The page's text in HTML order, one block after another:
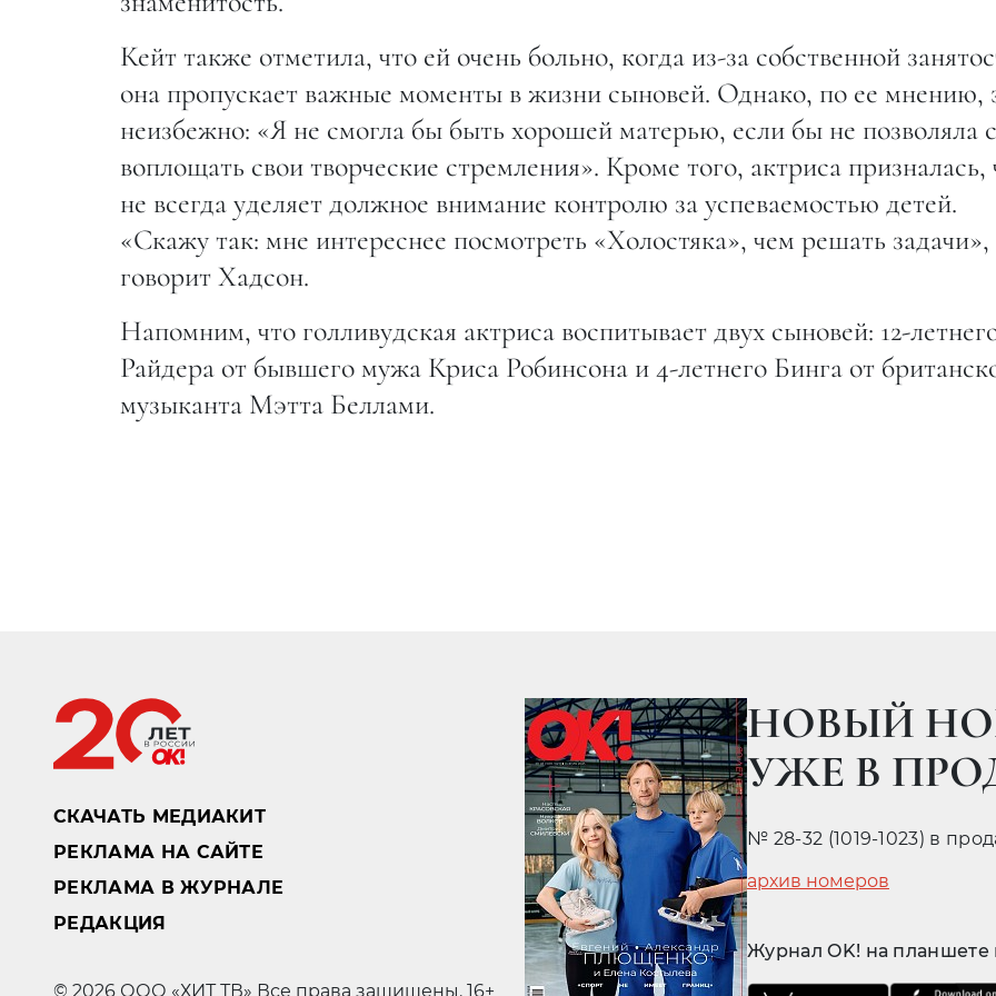
Кейт также отметила, что ей очень больно, когда из-за собственной
она пропускает важные моменты в жизни сыновей. Однако, по ее мнению,
неизбежно: «Я не смогла бы быть хорошей матерью, если бы не позволяла
воплощать свои творческие стремления». Кроме того, актриса призналась,
не всегда уделяет должное внимание контролю за успеваемостью детей.
«Скажу так: мне интереснее посмотреть «Холостяка», чем решать
говорит Хадсон.
Напомним, что голливудская актриса воспитывает двух сыновей: 12-
Райдера от бывшего мужа Криса Робинсона и 4-летнего Бинга от
музыканта Мэтта Беллами.
СКАЧАТЬ МЕДИАКИТ
РЕКЛАМА НА САЙТЕ
РЕКЛАМА В ЖУРНАЛЕ
РЕДАКЦИЯ
© 2026 ООО «ХИТ ТВ» Все права защищены. 16+
НОВЫЙ
УЖЕ В
№ 28-32 (1019-1023) в
архив номеров
Журнал OK! на